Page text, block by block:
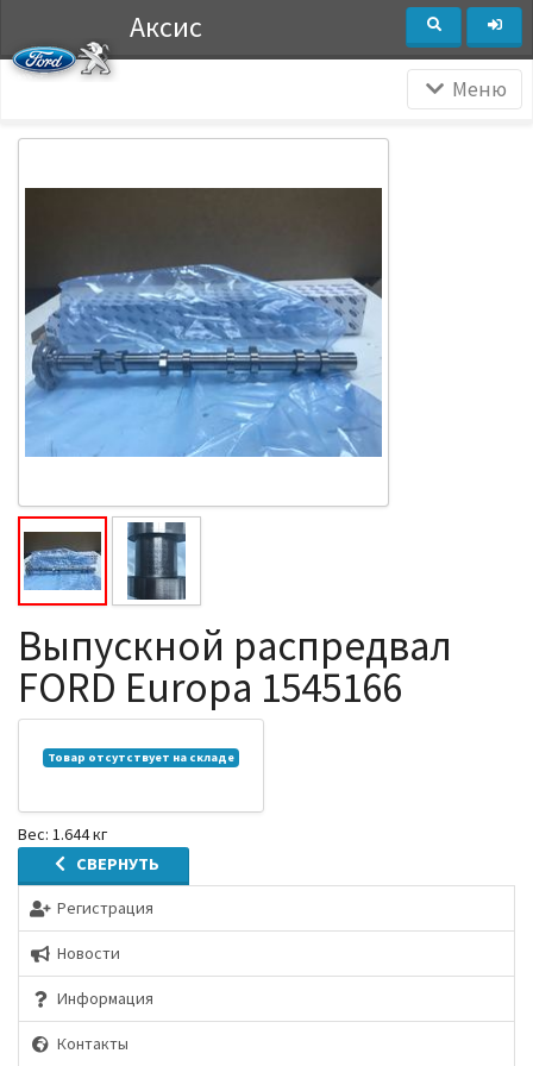
Аксис
Меню
СВЕРНУТЬ
Регистрация
Новости
Информация
Контакты
Выпускной распредвал
FORD Europa 1545166
Товар отсутствует на складе
Вес: 1.644 кг